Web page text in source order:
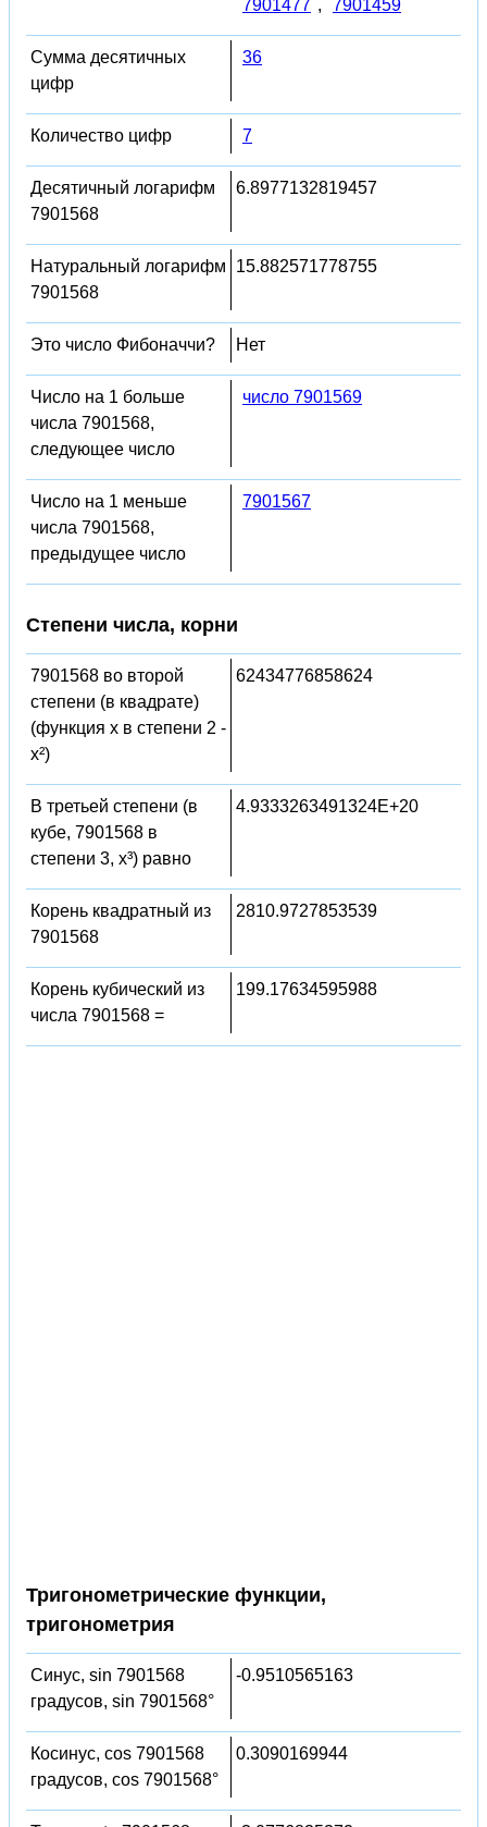
7901477 , 7901459
Сумма десятичных
цифр
36
Количество цифр 7
Десятичный логарифм
7901568
6.8977132819457
Натуральный логарифм
7901568
15.882571778755
Это число Фибоначчи? Нет
Число на 1 больше
числа 7901568,
следующее число
число 7901569
Число на 1 меньше
числа 7901568,
предыдущее число
7901567
Степени числа, корни
7901568 во второй
степени (в квадрате)
(функция x в степени 2 -
x²)
62434776858624
В третьей степени (в
кубе, 7901568 в
степени 3, x³) равно
4.9333263491324E+20
Корень квадратный из
7901568
2810.9727853539
Корень кубический из
числа 7901568 =
199.17634595988
Тригонометрические функции,
тригонометрия
Синус, sin 7901568
градусов, sin 7901568°
-0.9510565163
Косинус, cos 7901568
градусов, cos 7901568°
0.3090169944